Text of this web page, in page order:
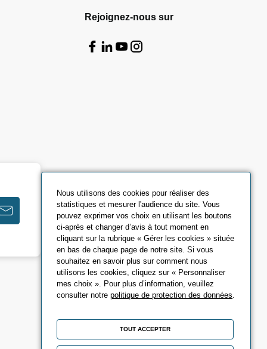
Rejoignez-nous sur
Nous utilisons des cookies pour réaliser des
statistiques et mesurer l'audience du site. Vous
pouvez exprimer vos choix en utilisant les boutons
ci-après et changer d’avis à tout moment en
cliquant sur la rubrique « Gérer les cookies » située
en bas de chaque page de notre site. Si vous
souhaitez en savoir plus sur comment nous
utilisons les cookies, cliquez sur « Personnaliser
mes choix ». Pour plus d’information, veuillez
consulter notrepolitique de protection des données.
TOUT ACCEPTER